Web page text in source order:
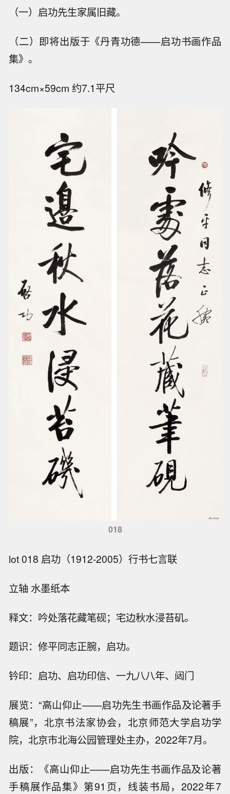
（一）启功先生家属旧藏。
（二）即将出版于《丹青功德——启功书画作品
集》。
134cm×59cm 约7.1平尺
018
lot 018 启功（1912-2005）行书七言联
立轴 水墨纸本
释文：吟处落花藏笔砚；宅边秋水浸苔矶。
题识：修平同志正腕，启功。
钤印：启功、启功印信、一九八八年、闼门
展览：“高山仰止——启功先生书画作品及论著手
稿展”，北京书法家协会，北京师范大学启功学
院，北京市北海公园管理处主办，2022年7月。
出版：《高山仰止——启功先生书画作品及论著
手稿展作品集》第91页，线装书局，2022年7